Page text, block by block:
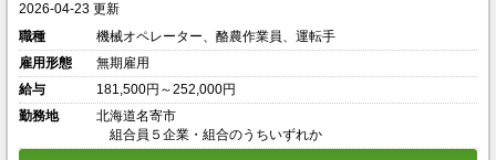
2026-04-23 更新
職種
機械オペレーター、酪農作業員、運転手
雇用形態
無期雇用
給与
181,500円～252,000円
勤務地
北海道名寄市
組合員５企業・組合のうちいずれか